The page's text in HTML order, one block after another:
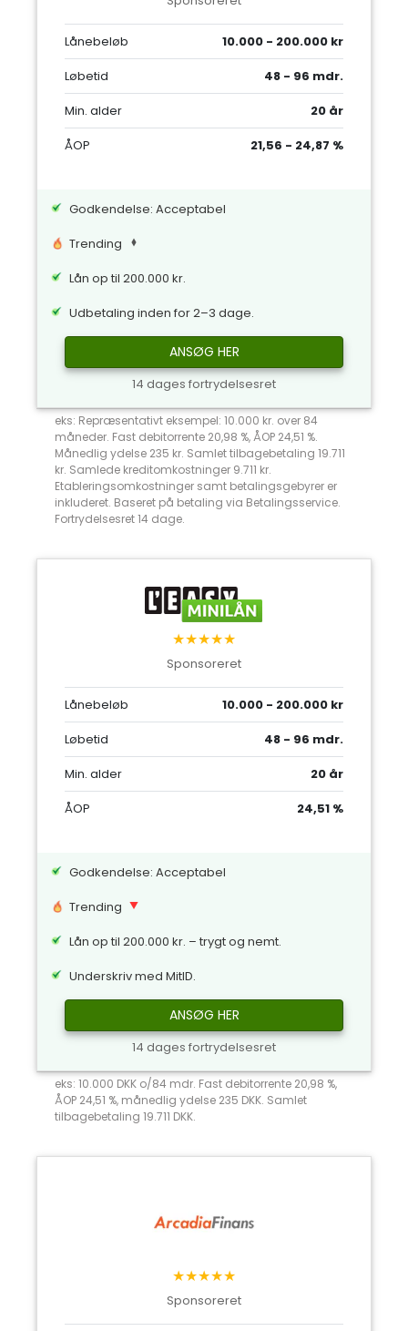
Lånebeløb
10.000 - 200.000 kr
Løbetid
48 - 96 mdr.
Min. alder
20 år
ÅOP
21,56 - 24,87 %
Godkendelse: Acceptabel
Trending
Lån op til 200.000 kr.
Udbetaling inden for 2–3 dage.
ANSØG HER
14 dages fortrydelsesret
eks: Repræsentativt eksempel: 10.000 kr. over 84
måneder. Fast debitorrente 20,98 %, ÅOP 24,51 %.
Månedlig ydelse 235 kr. Samlet tilbagebetaling 19.711
kr. Samlede kreditomkostninger 9.711 kr.
Etableringsomkostninger samt betalingsgebyrer er
inkluderet. Baseret på betaling via Betalingsservice.
Fortrydelsesret 14 dage.
★★★★★
Sponsoreret
Lånebeløb
10.000 - 200.000 kr
Løbetid
48 - 96 mdr.
Min. alder
20 år
ÅOP
24,51 %
Godkendelse: Acceptabel
Trending
Lån op til 200.000 kr. – trygt og nemt.
Underskriv med MitID.
ANSØG HER
14 dages fortrydelsesret
eks: 10.000 DKK o/84 mdr. Fast debitorrente 20,98 %,
ÅOP 24,51 %, månedlig ydelse 235 DKK. Samlet
tilbagebetaling 19.711 DKK.
★★★★★
Sponsoreret